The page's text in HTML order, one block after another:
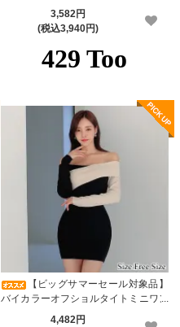
レス・CABARETDRESS)
3,582円
(税込3,940円)
【ビッグサマーセール対象品】
バイカラーオフショルタイトミニワン
ピース(キャバドレス・CABARETDR
4,482円